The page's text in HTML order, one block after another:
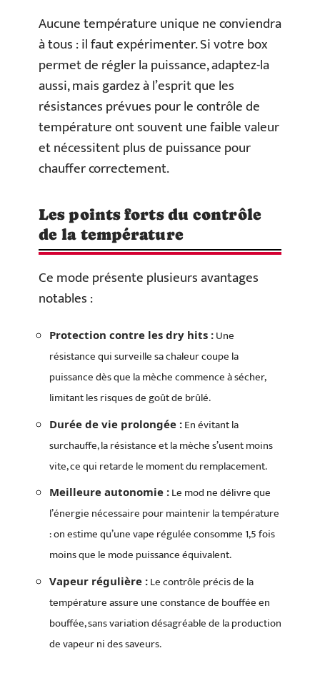
Aucune température unique ne conviendra
à tous : il faut expérimenter. Si votre box
permet de régler la puissance, adaptez-la
aussi, mais gardez à l’esprit que les
résistances prévues pour le contrôle de
température ont souvent une faible valeur
et nécessitent plus de puissance pour
chauffer correctement.
Les points forts du contrôle
de la température
Ce mode présente plusieurs avantages
notables :
Protection contre les dry hits : Une
résistance qui surveille sa chaleur coupe la
puissance dès que la mèche commence à sécher,
limitant les risques de goût de brûlé.
Durée de vie prolongée : En évitant la
surchauffe, la résistance et la mèche s’usent moins
vite, ce qui retarde le moment du remplacement.
Meilleure autonomie : Le mod ne délivre que
l’énergie nécessaire pour maintenir la température
: on estime qu’une vape régulée consomme 1,5 fois
moins que le mode puissance équivalent.
Vapeur régulière : Le contrôle précis de la
température assure une constance de bouffée en
bouffée, sans variation désagréable de la production
de vapeur ni des saveurs.